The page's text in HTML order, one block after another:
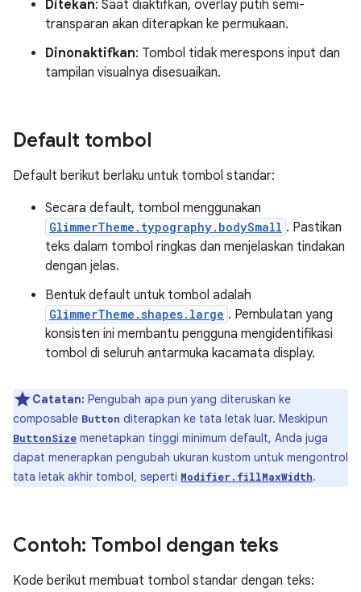
Ditekan: Saat diaktifkan, overlay putih semi-
transparan akan diterapkan ke permukaan.
Dinonaktifkan: Tombol tidak merespons input dan
tampilan visualnya disesuaikan.
Default tombol
Default berikut berlaku untuk tombol standar:
Secara default, tombol menggunakan
GlimmerTheme.typography.bodySmall . Pastikan
teks dalam tombol ringkas dan menjelaskan tindakan
dengan jelas.
Bentuk default untuk tombol adalah
GlimmerTheme.shapes.large . Pembulatan yang
konsisten ini membantu pengguna mengidentifikasi
tombol di seluruh antarmuka kacamata display.
Catatan: Pengubah apa pun yang diteruskan ke
composable Button diterapkan ke tata letak luar. Meskipun
ButtonSize menetapkan tinggi minimum default, Anda juga
dapat menerapkan pengubah ukuran kustom untuk mengontrol
tata letak akhir tombol, seperti Modifier.fillMaxWidth.
Contoh: Tombol dengan teks
Kode berikut membuat tombol standar dengan teks: